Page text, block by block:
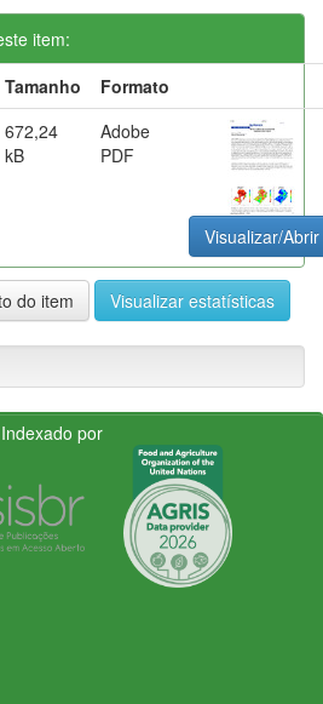
item:
Tamanho
Formato
672,24
kB
Adobe
PDF
Visualizar/Abrir
do item Visualizar estatísticas
Indexado por